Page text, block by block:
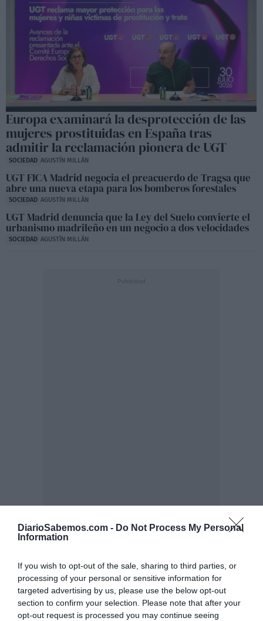
DiarioSabemos.com - Do Not Process My Personal
Information
If you wish to opt-out of the sale, sharing to third parties, or
processing of your personal or sensitive information for
targeted advertising by us, please use the below opt-out
section to confirm your selection. Please note that after your
opt-out request is processed you may continue seeing
Europa examinará la desprotección de las
mujeres prostituidas en España tras
admitir la reclamación pionera de UGT
SOCIEDAD AGUSTÍN MILLÁN
UGT FICA Madrid negocia el preacuerdo de Tragsa que
abre una nueva etapa para los bomberos forestales
SOCIEDAD AGUSTÍN MILLÁN
UGT Madrid denuncia que la Ley del Suelo convierte el
urbanismo madrileño en un negocio a dos velocidades
SOCIEDAD AGUSTÍN MILLÁN